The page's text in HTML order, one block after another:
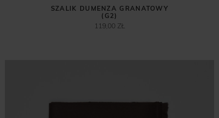
SZALIK DUMENZA GRANATOWY
(G2)
119,00 ZŁ